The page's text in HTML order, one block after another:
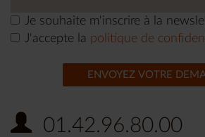
Je souhaite m'inscrire à la
J'accepte la politique de
ENVOYEZ VOTRE
01.42.96.80.00